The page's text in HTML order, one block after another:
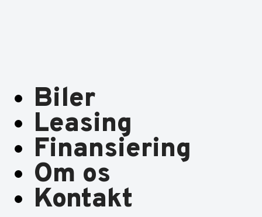
Biler
Leasing
Finansiering
Om os
Kontakt